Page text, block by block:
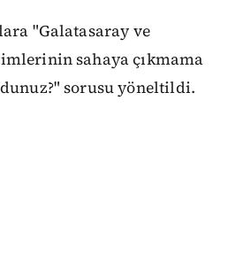
"Galatasaray ve
sahaya çıkmama
sorusu yöneltildi.